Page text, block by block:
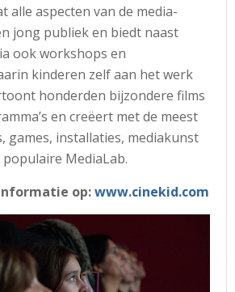
alle aspecten van de media-
jong publiek en biedt naast
ook workshops en
kinderen zelf aan het werk
honderden bijzondere films
en creëert met de meest
games, installaties, mediakunst
MediaLab.
op:www.cinekid.com